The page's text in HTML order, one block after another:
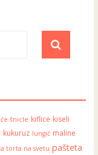
šnicle kiflice kiseli
kukuruz lungić maline
torta na svetu pašteta